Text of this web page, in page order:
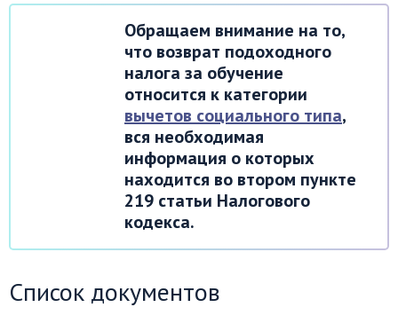
Обращаем внимание на то,
что возврат подоходного
налога за обучение
относится к категории
вычетов социального типа,
вся необходимая
информация о которых
находится во втором пункте
219 статьи Налогового
кодекса.
Список документов